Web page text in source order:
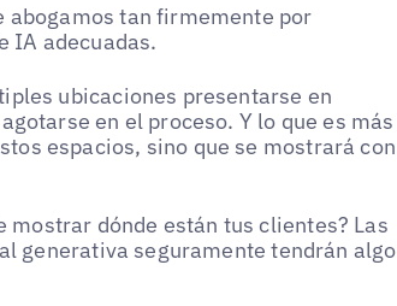
abogamos tan firmemente por
IA adecuadas.
ubicaciones presentarse en
en el proceso. Y lo que es más
espacios, sino que se mostrará con
mostrar dónde están tus clientes? Las
generativa seguramente tendrán algo